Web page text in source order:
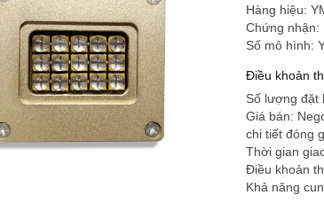
Hàng hiệu:
Chứng nhận:
Số mô hình:
Điều khoản
Số lượng đặt
Giá bán:
chi tiết đóng
Thời gian
Điều khoản
Khả năng